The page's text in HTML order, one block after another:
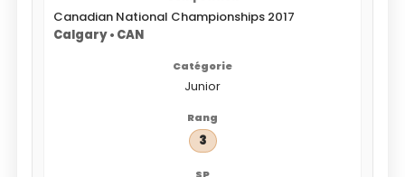
Canadian National Championships 2017
Calgary • CAN
Junior
3